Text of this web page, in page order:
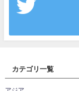
カテゴリ一覧